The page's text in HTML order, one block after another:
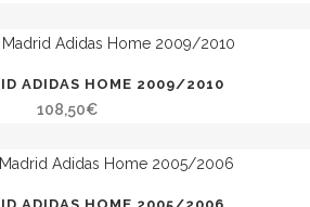
ADIDAS HOME 2009/2010
108,50€